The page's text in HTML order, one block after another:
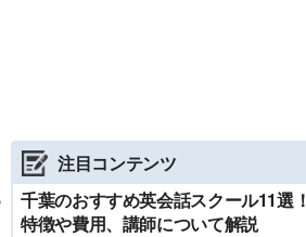
注目コンテンツ
千葉のおすすめ英会話スクール11選！
特徴や費用、講師について解説